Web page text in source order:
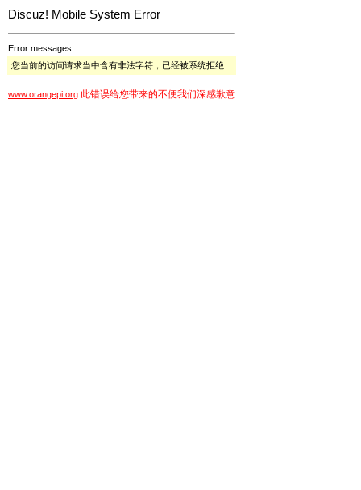
Discuz! Mobile System Error
Error messages:
您当前的访问请求当中含有非法字符，已经被系统拒绝
www.orangepi.org 此错误给您带来的不便我们深感歉意